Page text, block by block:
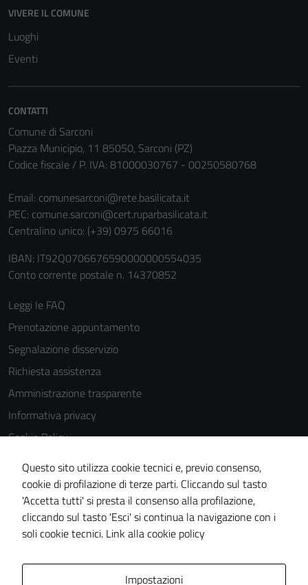
VIVERE IL COMUNE
Luoghi
Eventi
CONTATTI
Comune di Sarconi
Piazza Municipio, 11 85050, Sarconi (PZ)
Codice fiscale / P. IVA: 81000030767 - 00250580768
Email: comunesarconi@rete.basilicata.it
PEC: comune.sarconi@cert.ruparbasilicata.it
Centralino unico: (+39) 0975 66016
IBAN: IT92Q0706676590000000554035
Conto corrente postale n. 14370852
Leggi le FAQ
Prenotazione appuntamento
Segnalazione disservizio
Richiesta assistenza
Amministrazione trasparente
Informativa privacy
Cookie Policy
Note legali
Dichiarazione di accessibilità
Piano di miglioramento del sito
Statistiche sito web
Questo sito utilizza cookie tecnici e, previo consenso,
cookie di profilazione di terze parti. Cliccando sul tasto
'Accetta tutti' si presta il consenso alla profilazione,
cliccando sul tasto 'Esci' si continua la navigazione con i
soli cookie tecnici. Link alla cookie policy
Impostazioni